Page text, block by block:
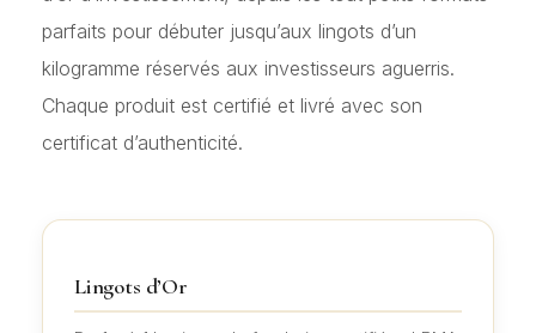
parfaits pour débuter jusqu’aux lingots d’un
kilogramme réservés aux investisseurs aguerris.
Chaque produit est certifié et livré avec son
certificat d’authenticité.
Lingots d’Or